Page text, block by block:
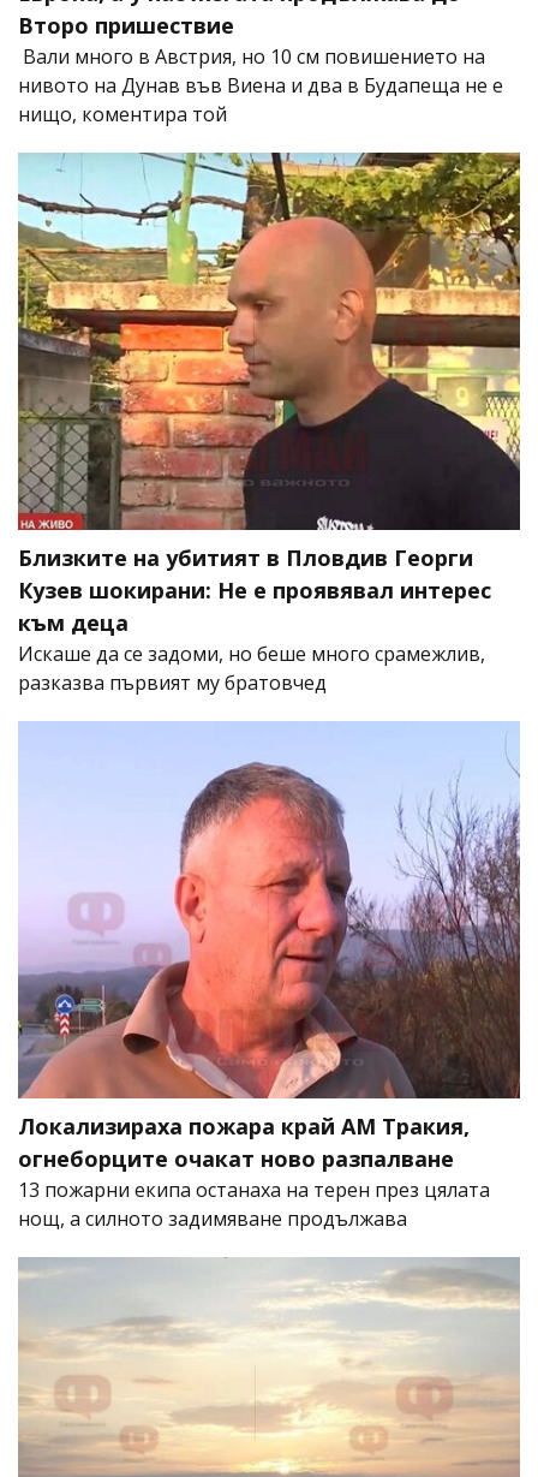
Второ пришествие
Вали много в Австрия, но 10 см повишението на
нивото на Дунав във Виена и два в Будапеща не е
нищо, коментира той
Близките на убитият в Пловдив Георги
Кузев шокирани: Не е проявявал интерес
към деца
Искаше да се задоми, но беше много срамежлив,
разказва първият му братовчед
Локализираха пожара край АМ Тракия,
огнеборците очакат ново разпалване
13 пожарни екипа останаха на терен през цялата
нощ, а силното задимяване продължава